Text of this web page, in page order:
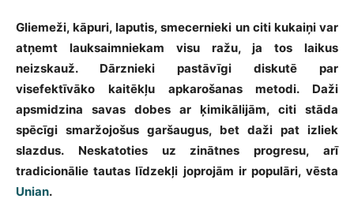
Gliemeži, kāpuri, laputis, smecernieki un citi kukaiņi var
atņemt lauksaimniekam visu ražu, ja tos laikus
neizskauž. Dārznieki pastāvīgi diskutē par
visefektīvāko kaitēkļu apkarošanas metodi. Daži
apsmidzina savas dobes ar ķimikālijām, citi stāda
spēcīgi smaržojošus garšaugus, bet daži pat izliek
slazdus. Neskatoties uz zinātnes progresu, arī
tradicionālie tautas līdzekļi joprojām ir populāri, vēsta
Unian.